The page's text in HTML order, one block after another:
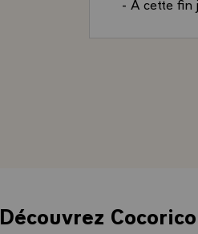
- On ne
dans nos
doit pas y
Découvrez Cocorico